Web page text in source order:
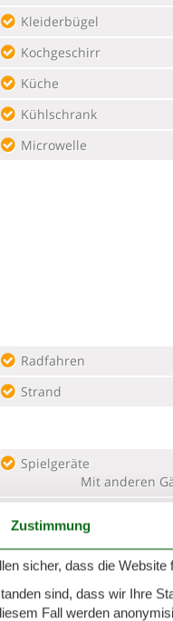
Kleiderbügel
Kochgeschirr
Küche
Kühlschrank
Microwelle
Radfahren
Strand
Spielgeräte
Mit anderen
Mit anderen
Microwelle
Zustimmung
sicher, dass die
sind, dass wir Ihre
Fall werden